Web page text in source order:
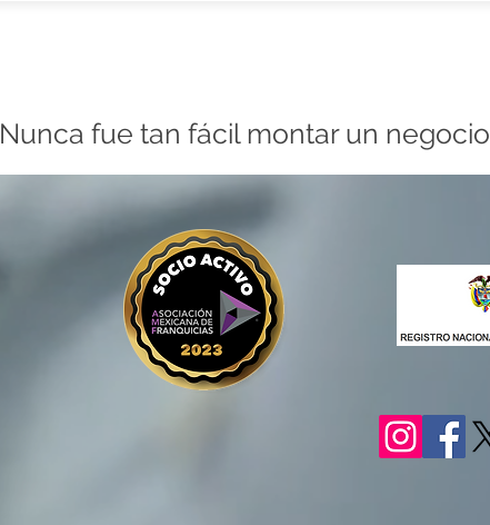
Nunca fue tan fácil montar un negocio